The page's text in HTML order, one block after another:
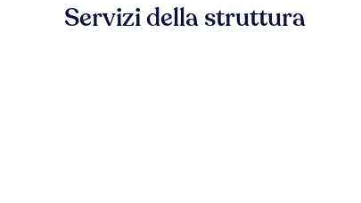
Servizi della struttura